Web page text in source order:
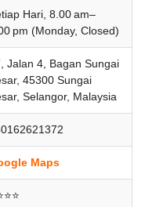
Hari, 8.00 am–
pm (Monday, Closed)
Jalan 4, Bagan Sungai
45300 Sungai
Selangor, Malaysia
Maps